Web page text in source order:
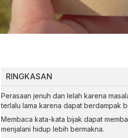
RINGKASAN
Perasaan jenuh dan lelah karena
terlalu lama karena dapat berdampak
Membaca kata-kata bijak dapat
menjalani hidup lebih bermakna.